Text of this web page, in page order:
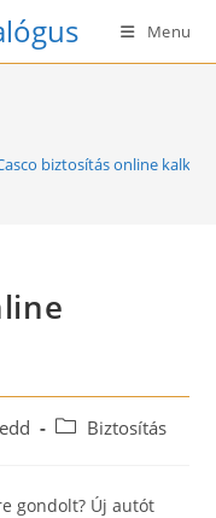
Menu
biztosítás online
PostBiztosítás
gondolt? Új autót